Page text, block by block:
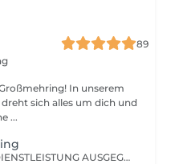
89
In unserem
sich alles um dich und
...
ES WIRD NUR DIE GEBUCHTE DIENSTLEISTUNG AUSGEGÜHRT !